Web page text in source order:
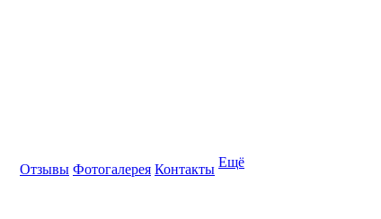
Отзывы Фотогалерея Контакты Ещё